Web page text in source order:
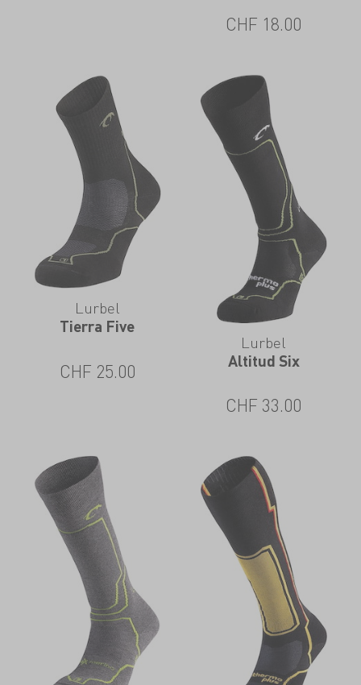
CHF 18.00
Lurbel
Tierra Five
CHF 25.00
Lurbel
Altitud Six
CHF 33.00